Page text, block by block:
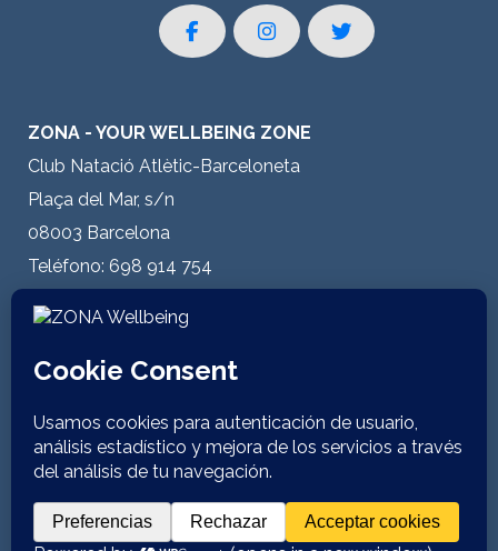
ZONA - YOUR WELLBEING ZONE
Club Natació Atlètic-Barceloneta
Plaça del Mar, s/n
08003 Barcelona
Teléfono: 698 914 754
Políticas del centro
Aviso legal
Política de cookies